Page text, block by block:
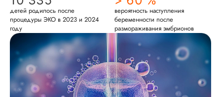
детей родилось после
процедуры ЭКО в 2023 и 2024
году
вероятность наступления
беременности после
размораживания эмбрионов